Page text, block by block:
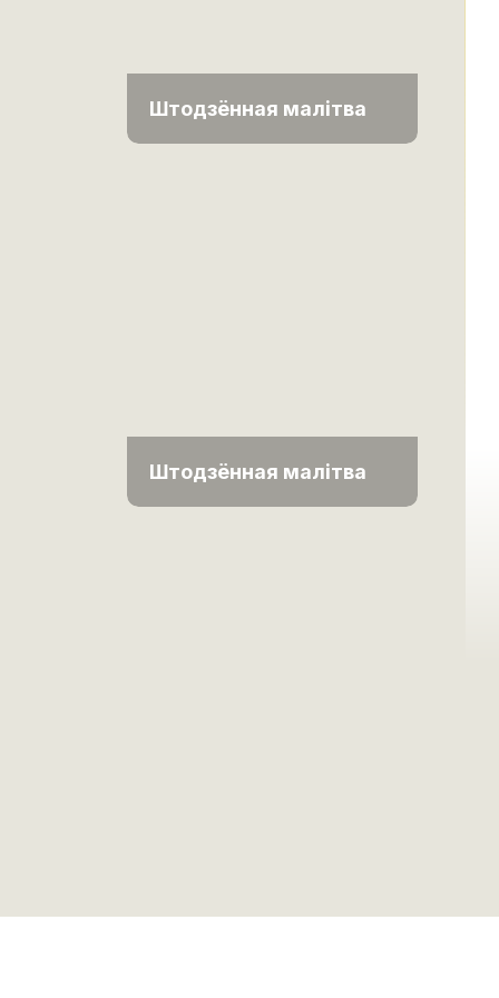
Штодзённая малітва
Штодзённая малітва